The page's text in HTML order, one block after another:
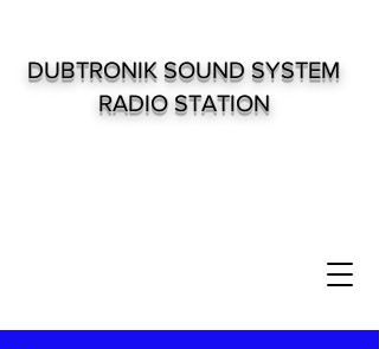
DUBTRONIK SOUND SYSTEM
RADIO STATION